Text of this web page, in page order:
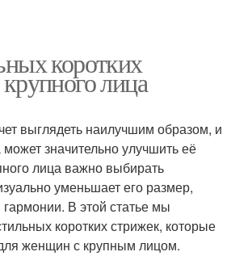
коротких
лица
выглядеть наилучшим образом, и
значительно улучшить её
лица важно выбирать
уменьшает его размер,
В этой статье мы
коротких стрижек, которые
женщин с крупным лицом.